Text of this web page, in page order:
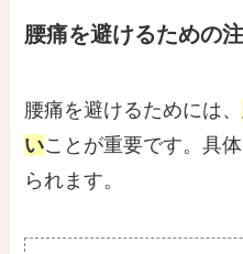
腰痛を避けるための
腰痛を避けるためには、
いことが重要です。具
られます。